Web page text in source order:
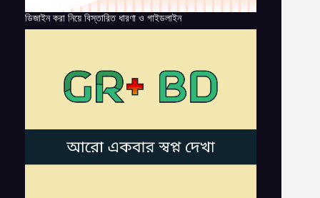
ডিজাইন করা নিয়ে বিস্তারিত ধারণা ও গাইডলাইন